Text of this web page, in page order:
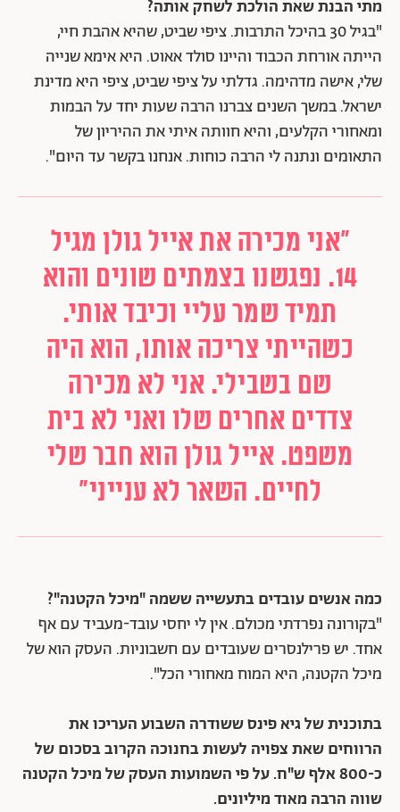
מתי הבנת שאת הולכת לשחק אותה?
"בגיל 30 בהיכל התרבות. ציפי שביט, שהיא אהבת חיי,
הייתה אורחת הכבוד והיינו סולד אאוט. היא אימא שנייה
שלי, אישה מדהימה. גדלתי על ציפי שביט, ציפי היא מדינת
ישראל. במשך השנים צברנו הרבה שעות יחד על הבמות
ומאחורי הקלעים, והיא חוותה איתי את ההיריון של
התאומים ונתנה לי הרבה כוחות. אנחנו בקשר עד היום".
"אני מכירה את אייל גולן מגיל
14. נפגשנו בצמתים שונים והוא
תמיד שמר עליי וכיבד אותי.
כשהייתי צריכה אותו, הוא היה
שם בשבילי. אני לא מכירה
צדדים אחרים שלו ואני לא בית
משפט. אייל גולן הוא חבר שלי
לחיים. השאר לא ענייני"
כמה אנשים עובדים בתעשייה ששמה "מיכל הקטנה"?
"בקורונה נפרדתי מכולם. אין לי יחסי עובד-מעביד עם אף
אחד. יש פרילנסרים שעובדים עם חשבוניות. העסק הוא של
מיכל הקטנה, היא המוח מאחורי הכל".
בתוכנית של גיא פינס ששודרה השבוע העריכו את
הרווחים שאת צפויה לעשות בחנוכה הקרוב בסכום של
כ-800 אלף ש"ח. על פי השמועות העסק של מיכל הקטנה
שווה הרבה מאוד מיליונים.